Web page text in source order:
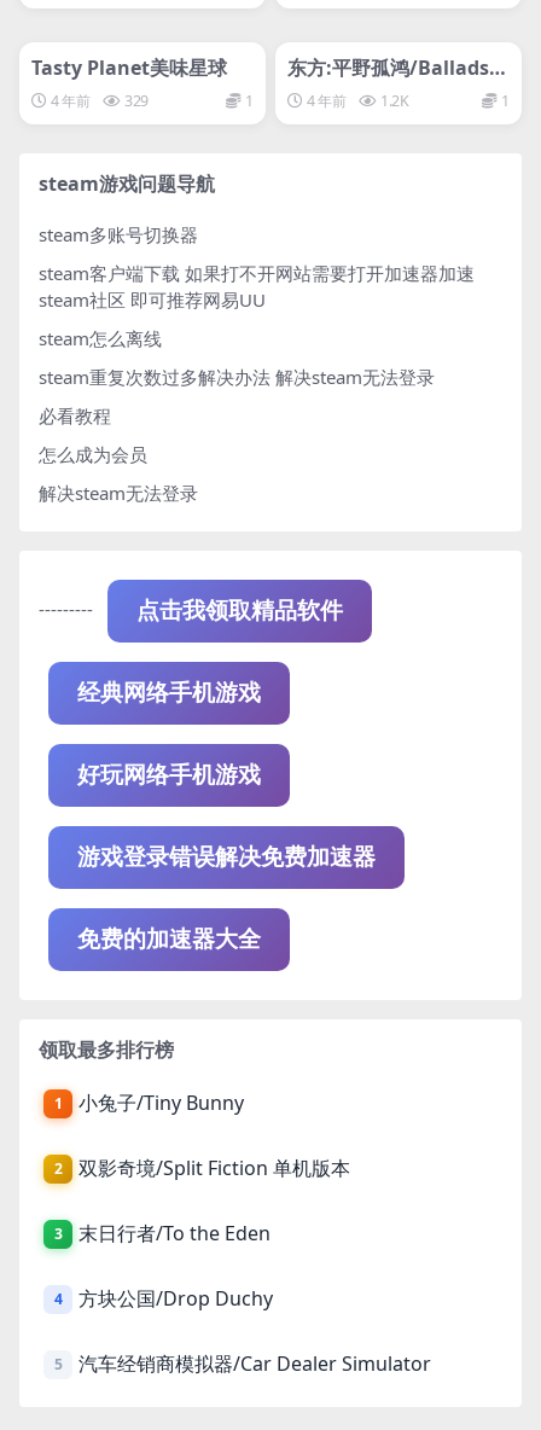
svip专属
Tasty Planet美味星球
4 年前 329 1
svip专属
东方:平野孤鸿/Ballads o
f Hongye
4 年前 1.2K 1
steam游戏问题导航
steam多账号切换器
steam客户端下载 如果打不开网站需要打开加速器加速
steam社区 即可推荐网易UU
steam怎么离线
steam重复次数过多解决办法 解决steam无法登录
必看教程
怎么成为会员
解决steam无法登录
--------- 点击我领取精品软件
经典网络手机游戏
好玩网络手机游戏
游戏登录错误解决免费加速器
免费的加速器大全
领取最多排行榜
1 小兔子/Tiny Bunny
2 双影奇境/Split Fiction 单机版本
3 末日行者/To the Eden
4 方块公国/Drop Duchy
5 汽车经销商模拟器/Car Dealer Simulator